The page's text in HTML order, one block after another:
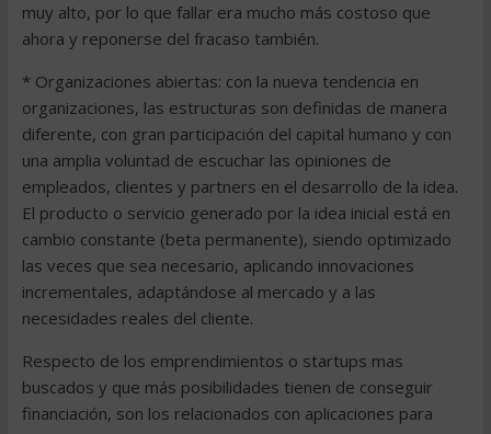
muy alto, por lo que fallar era mucho más costoso que
ahora y reponerse del fracaso también.
* Organizaciones abiertas: con la nueva tendencia en
organizaciones, las estructuras son definidas de manera
diferente, con gran participación del capital humano y con
una amplia voluntad de escuchar las opiniones de
empleados, clientes y partners en el desarrollo de la idea.
El producto o servicio generado por la idea inicial está en
cambio constante (beta permanente), siendo optimizado
las veces que sea necesario, aplicando innovaciones
incrementales, adaptándose al mercado y a las
necesidades reales del cliente.
Respecto de los emprendimientos o startups mas
buscados y que más posibilidades tienen de conseguir
financiación, son los relacionados con aplicaciones para